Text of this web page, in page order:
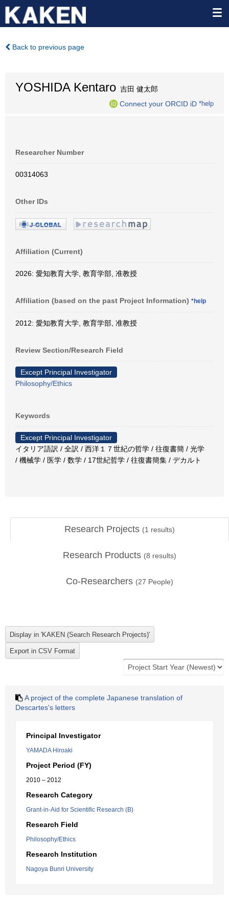
Back to previous page
YOSHIDA Kentaro 吉田 健太郎
Connect your ORCID iD *help
Researcher Number
00314063
Other IDs
Affiliation (Current)
2026: 愛知教育大学, 教育学部, 准教授
Affiliation (based on the past Project Information) *help
2012: 愛知教育大学, 教育学部, 准教授
Review Section/Research Field
Except Principal Investigator
Philosophy/Ethics
Keywords
Except Principal Investigator
イタリア語訳 / 全訳 / 西洋１７世紀の哲学 / 往復書簡 / 光学
/ 機械学 / 医学 / 数学 / 17世紀哲学 / 往復書簡集 / デカルト
Research Projects (1 results)
Research Products (8 results)
Co-Researchers (27 People)
A project of the complete Japanese translation of
Descartes's letters
Principal Investigator
YAMADA Hiroaki
Project Period (FY)
2010 – 2012
Research Category
Grant-in-Aid for Scientific Research (B)
Research Field
Philosophy/Ethics
Research Institution
Nagoya Bunri University